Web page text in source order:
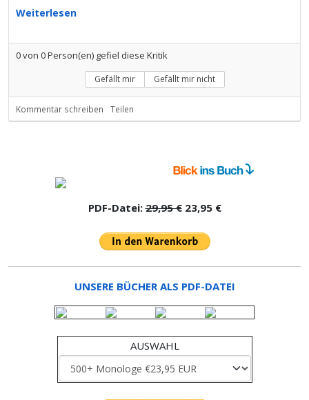
Weiterlesen
0von 0Person(en) gefiel diese Kritik
Gefällt mir Gefällt mir nicht
Kommentar schreiben Teilen
PDF-Datei:29,95 €23,95 €
UNSERE BÜCHER ALS PDF-DATEI
AUSWAHL